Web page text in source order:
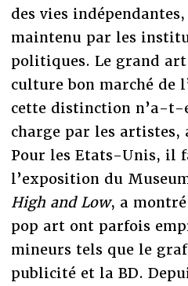
des vies
maintenu par les
politiques. Le grand art
culture bon marché de
cette distinction n’a-t-
charge par les artistes,
Pour les Etats-Unis, il
l’exposition du
High and Low, a
pop art ont parfois
mineurs tels que le
publicité et la BD.